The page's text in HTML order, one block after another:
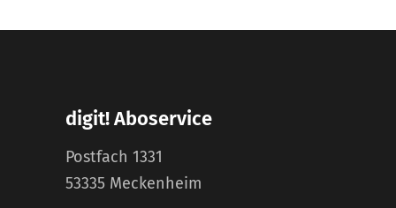
digit! Aboservice
Postfach 1331
53335 Meckenheim